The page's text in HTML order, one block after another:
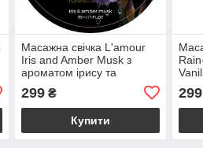
Масажна свічка L'amour
Iris and Amber Musk з
ароматом ірису та
бурштинового мускусу, 30
мл
299₴
Купити
299